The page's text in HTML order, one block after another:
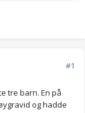
#1
tre barn. En på
og hadde